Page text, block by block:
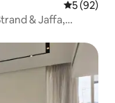
5 (92)
& Jaffa,